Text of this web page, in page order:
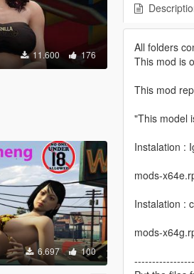
11.600 176
6.697 100
All folders
This mod is
This mod
"This model
Instalation :
mods-
Instalation :
mods-